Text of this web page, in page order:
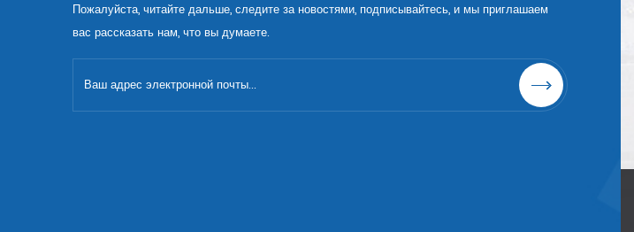
Пожалуйста, читайте дальше, следите за новостями, подписывайтесь, и мы приглашаем
вас рассказать нам, что вы думаете.